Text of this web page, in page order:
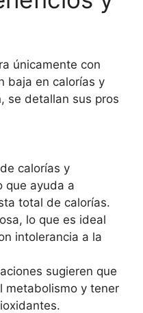
únicamente con
baja en calorías y
se detallan sus pros
calorías y
que ayuda a
total de calorías.
lo que es ideal
intolerancia a la
sugieren que
metabolismo y tener